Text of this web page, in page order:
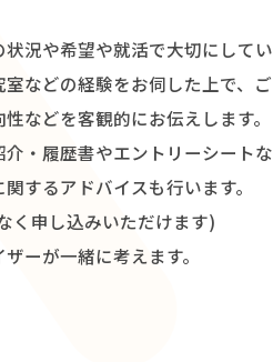
況や希望や就活で大切にしてい
などの経験をお伺した上で、ご
などを客観的にお伝えします。
・履歴書やエントリーシートな
するアドバイスも行います。
く申し込みいただけます)
ーが一緒に考えます。